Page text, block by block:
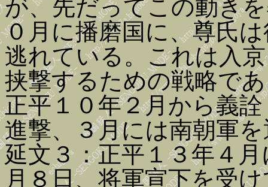
が、先だってこの動き
０月に播磨国に、尊氏
逃れている。これは入
挟撃するための戦略で
正平１０年２月から義
進撃、３月には南朝軍
延文３：正平１３年４
月８日、将軍宣下を受